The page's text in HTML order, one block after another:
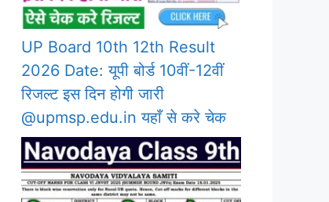
UP Board 10th 12th Result
2026 Date: यूपी बोर्ड 10वीं-12वीं
रिजल्ट इस दिन होगी जारी
@upmsp.edu.in यहाँ से करे चेक